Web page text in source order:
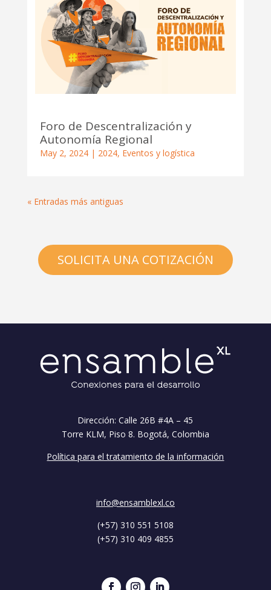
Foro de Descentralización y
Autonomía Regional
May 2, 2024| 2024, Eventos y logística
« Entradas más antiguas
SOLICITA UNA COTIZACIÓN
Dirección: Calle 26B #4A – 45
Torre KLM, Piso 8. Bogotá, Colombia
Política para el tratamiento de la información
info@ensamblexl.co
(+57) 310 551 5108
(+57) 310 409 4855